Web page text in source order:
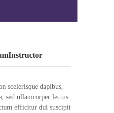
Instructor
scelerisque dapibus,
sed ullamcorper lectus
efficitur dui suscipit